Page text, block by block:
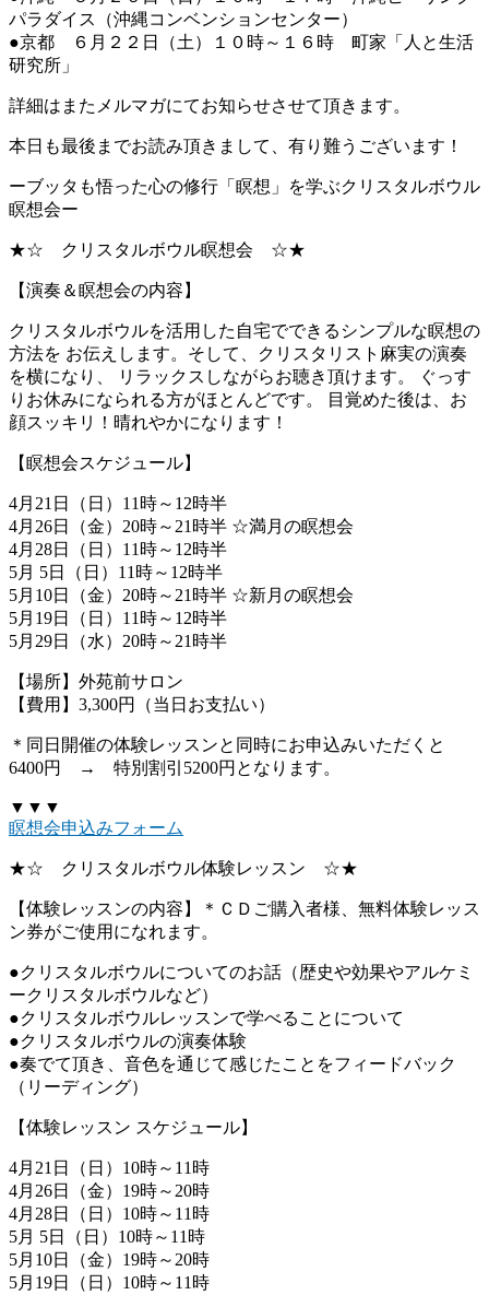
パラダイス（沖縄コンベンションセンター）
●京都 ６月２２日（土）１０時～１６時 町家「人と生活
研究所」
詳細はまたメルマガにてお知らせさせて頂きます。
本日も最後までお読み頂きまして、有り難うございます！
ーブッタも悟った心の修行「瞑想」を学ぶクリスタルボウル
瞑想会ー
★☆ クリスタルボウル瞑想会 ☆★
【演奏＆瞑想会の内容】
クリスタルボウルを活用した自宅でできるシンプルな瞑想の
方法を お伝えします。そして、クリスタリスト麻実の演奏
を横になり、 リラックスしながらお聴き頂けます。 ぐっす
りお休みになられる方がほとんどです。 目覚めた後は、お
顔スッキリ！晴れやかになります！
【瞑想会スケジュール】
4月21日（日）11時～12時半
4月26日（金）20時～21時半 ☆満月の瞑想会
4月28日（日）11時～12時半
5月 5日（日）11時～12時半
5月10日（金）20時～21時半 ☆新月の瞑想会
5月19日（日）11時～12時半
5月29日（水）20時～21時半
【場所】外苑前サロン
【費用】3,300円（当日お支払い）
＊同日開催の体験レッスンと同時にお申込みいただくと
6400円 → 特別割引5200円となります。
▼▼▼
瞑想会申込みフォーム
★☆ クリスタルボウル体験レッスン ☆★
【体験レッスンの内容】＊ＣＤご購入者様、無料体験レッス
ン券がご使用になれます。
●クリスタルボウルについてのお話（歴史や効果やアルケミ
ークリスタルボウルなど）
●クリスタルボウルレッスンで学べることについて
●クリスタルボウルの演奏体験
●奏でて頂き、音色を通じて感じたことをフィードバック
（リーディング）
【体験レッスン スケジュール】
4月21日（日）10時～11時
4月26日（金）19時～20時
4月28日（日）10時～11時
5月 5日（日）10時～11時
5月10日（金）19時～20時
5月19日（日）10時～11時